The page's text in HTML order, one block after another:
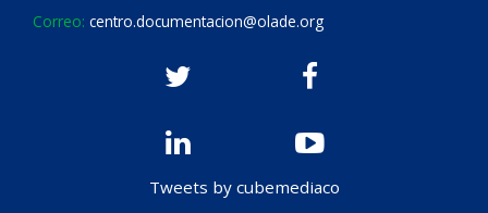
Correo: centro.documentacion@olade.org
Tweets by cubemediaco